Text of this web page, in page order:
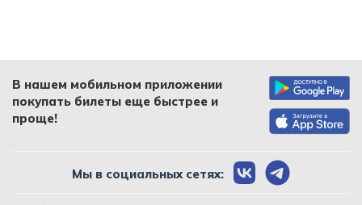
В нашем мобильном приложении
покупать билеты еще быстрее и
проще!
Мы в социальных сетях: